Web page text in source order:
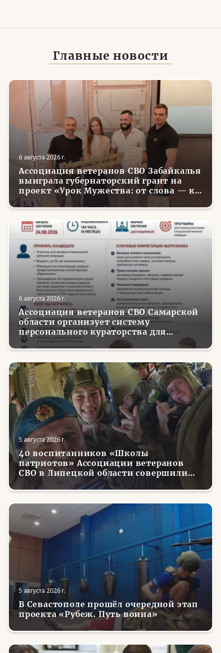
Главные новости
6 августа 2026 г.
Ассоциация ветеранов СВО Забайкалья
выиграла губернаторский грант на
проект «Урок Мужества: от слова — к
делу»
6 августа 2026 г.
Ассоциация ветеранов СВО Самарской
области организует систему
персонального кураторства для
трудоустройства и социализации
вернувшихся с фронта бойцов
5 августа 2026 г.
40 воспитанников «Школы
патриотов» Ассоциации ветеранов
СВО в Липецкой области совершили
первые парашютные прыжки
5 августа 2026 г.
В Севастополе прошёл очередной этап
проекта «Рубеж. Путь воина»